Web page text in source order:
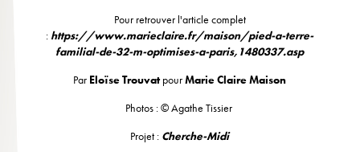
Pour retrouver l'article complet
: https://www.marieclaire.fr/maison/pied-a-terre-
familial-de-32-m-optimises-a-paris,1480337.asp
Par Eloïse TrouvatpourMarie Claire Maison
Photos : © Agathe Tissier
Projet : Cherche-Midi